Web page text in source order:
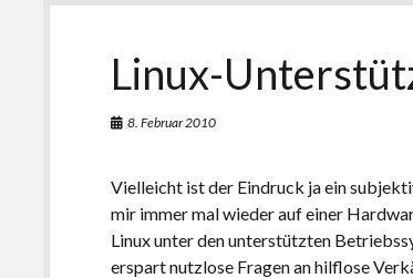
Linux-
8. Februar 2010
Vielleicht ist der Eindruck ja ein
mir immer mal wieder auf einer
Linux unter den unterstützten
erspart nutzlose Fragen an hilflose